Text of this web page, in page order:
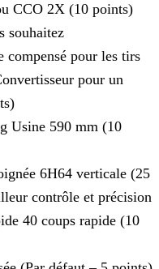
CCO 2X (10 points)
souhaitez
compensé pour les tirs
pour un
Usine 590 mm (10
6H64 verticale (25
contrôle et précision
40 coups rapide (10